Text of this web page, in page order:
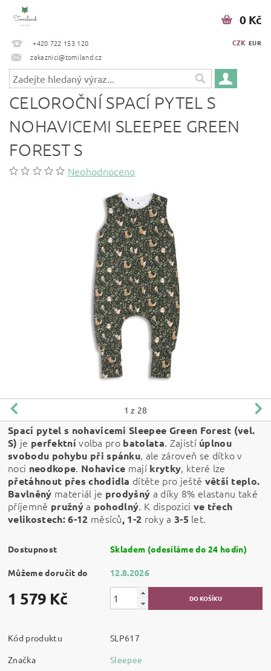
+420 722 153 120
zakaznici@tomiland.cz
CZK EUR
0 Kč
CELOROČNÍ SPACÍ PYTEL S
NOHAVICEMI SLEEPEE GREEN
FOREST S
Neohodnoceno
1 z 28
Spací pytel s nohavicemi Sleepee Green Forest (vel.
S) je perfektnívolba pro batolata. Zajistí úplnou
svobodu pohybu při spánku, ale zároveň se dítko v
noci neodkope. Nohavice mají krytky, které lze
přetáhnout přes chodidla dítěte pro ještě větší teplo.
Bavlněný materiál je prodyšný a díky 8% elastanu také
příjemně pružnýa pohodlný. K dispozici ve třech
velikostech: 6-12 měsíců, 1-2 roky a 3-5 let.
Dostupnost Skladem (odesíláme do 24 hodin)
Můžeme doručit do 12.8.2026
1 579 Kč
Kód produktu
SLP617
Značka
Sleepee